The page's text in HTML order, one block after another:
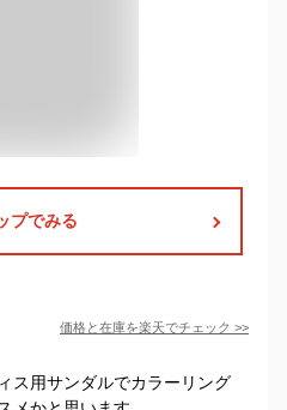
プでみる
価格と在庫を楽天でチェック >>
ス用サンダルでカラーリング